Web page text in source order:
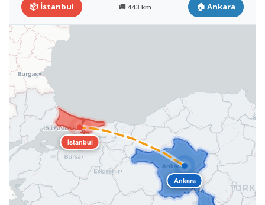
📦 İstanbul 🚚 443 km 🏠 Ankara
İstanbul
Ankara